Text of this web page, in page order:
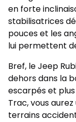
en forte
stabilisatrices
pouces et les
lui permettent
Bref, le Jeep
dehors dans la
escarpés et
Trac, vous
terrains